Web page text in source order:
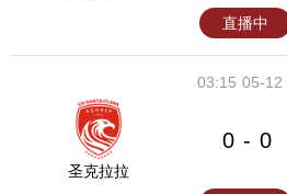
直播中
05-12
03:15
圣克拉拉
0 - 0